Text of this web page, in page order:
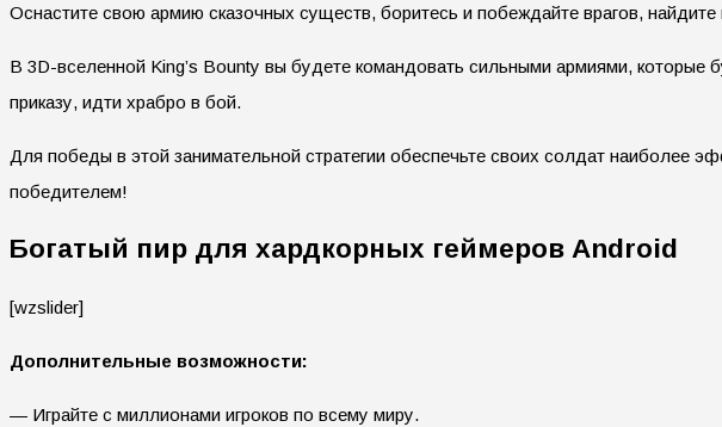
Оснастите свою армию сказочных существ, боритесь и побеждайте врагов,
В 3D-вселенной King’s Bounty вы будете командовать сильными армиями, которые
приказу, идти храбро в бой.
Для победы в этой занимательной стратегии обеспечьте своих солдат
победителем!
Богатый пир для хардкорных геймеров Android
[wzslider]
Дополнительные возможности:
— Играйте с миллионами игроков по всему миру.